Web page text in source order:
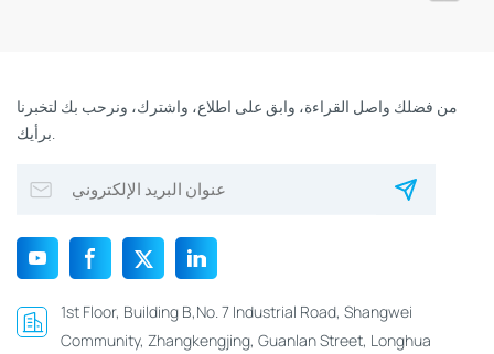
من فضلك واصل القراءة، وابق على اطلاع، واشترك، ونرحب بك لتخبرنا
برأيك.
1st Floor, Building B,No. 7 Industrial Road, Shangwei
Community, Zhangkengjing, Guanlan Street, Longhua